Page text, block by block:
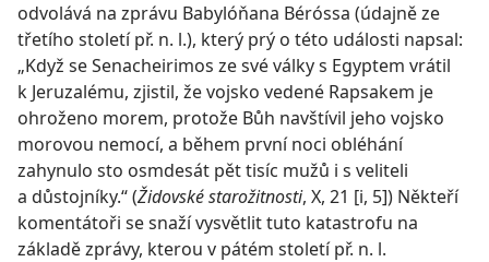
odvolává na zprávu Babylóňana Béróssa (údajně ze
třetího století př. n. l.), který prý o této události napsal:
„Když se Senacheirimos ze své války s Egyptem vrátil
k Jeruzalému, zjistil, že vojsko vedené Rapsakem je
ohroženo morem, protože Bůh navštívil jeho vojsko
morovou nemocí, a během první noci obléhání
zahynulo sto osmdesát pět tisíc mužů i s veliteli
a důstojníky.“ (Židovské starožitnosti, X, 21 [i, 5]) Někteří
komentátoři se snaží vysvětlit tuto katastrofu na
základě zprávy, kterou v pátém století př. n. l.